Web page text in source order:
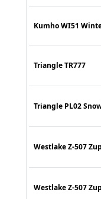
Kumho WI51
Triangle TR777
Triangle PL02
Westlake Z-507
Westlake Z-507